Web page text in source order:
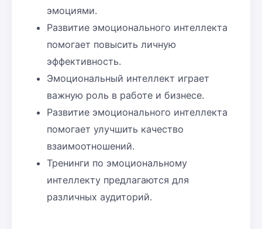
эмоциями.
Развитие эмоционального интеллекта
помогает повысить личную
эффективность.
Эмоциональный интеллект играет
важную роль в работе и бизнесе.
Развитие эмоционального интеллекта
помогает улучшить качество
взаимоотношений.
Тренинги по эмоциональному
интеллекту предлагаются для
различных аудиторий.